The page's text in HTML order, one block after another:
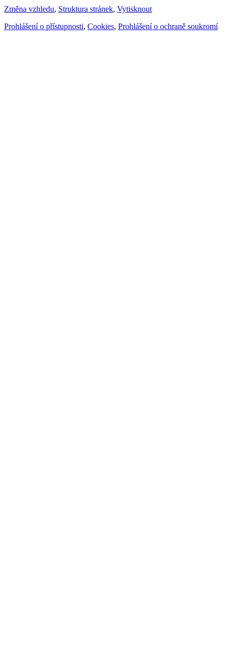
Změna vzhledu, Struktura stránek, Vytisknout
Prohlášení o přístupnosti, Cookies, Prohlášení o ochraně soukromí